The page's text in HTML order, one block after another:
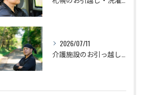
2026/07/11